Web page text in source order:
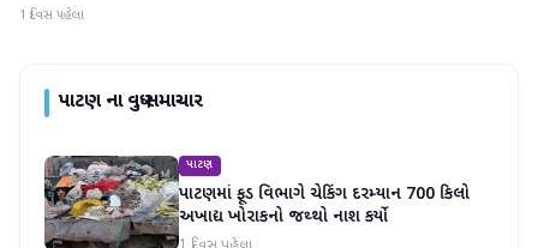
1 દિવસ પહેલા
પાટણના વધુ સમાચાર
પાટણ
પાટણમાં ફૂડ વિભાગે ચેકિંગ દરમ્યાન 700 કિલો
અખાદ્ય ખોરાકનો જથ્થો નાશ કર્યો